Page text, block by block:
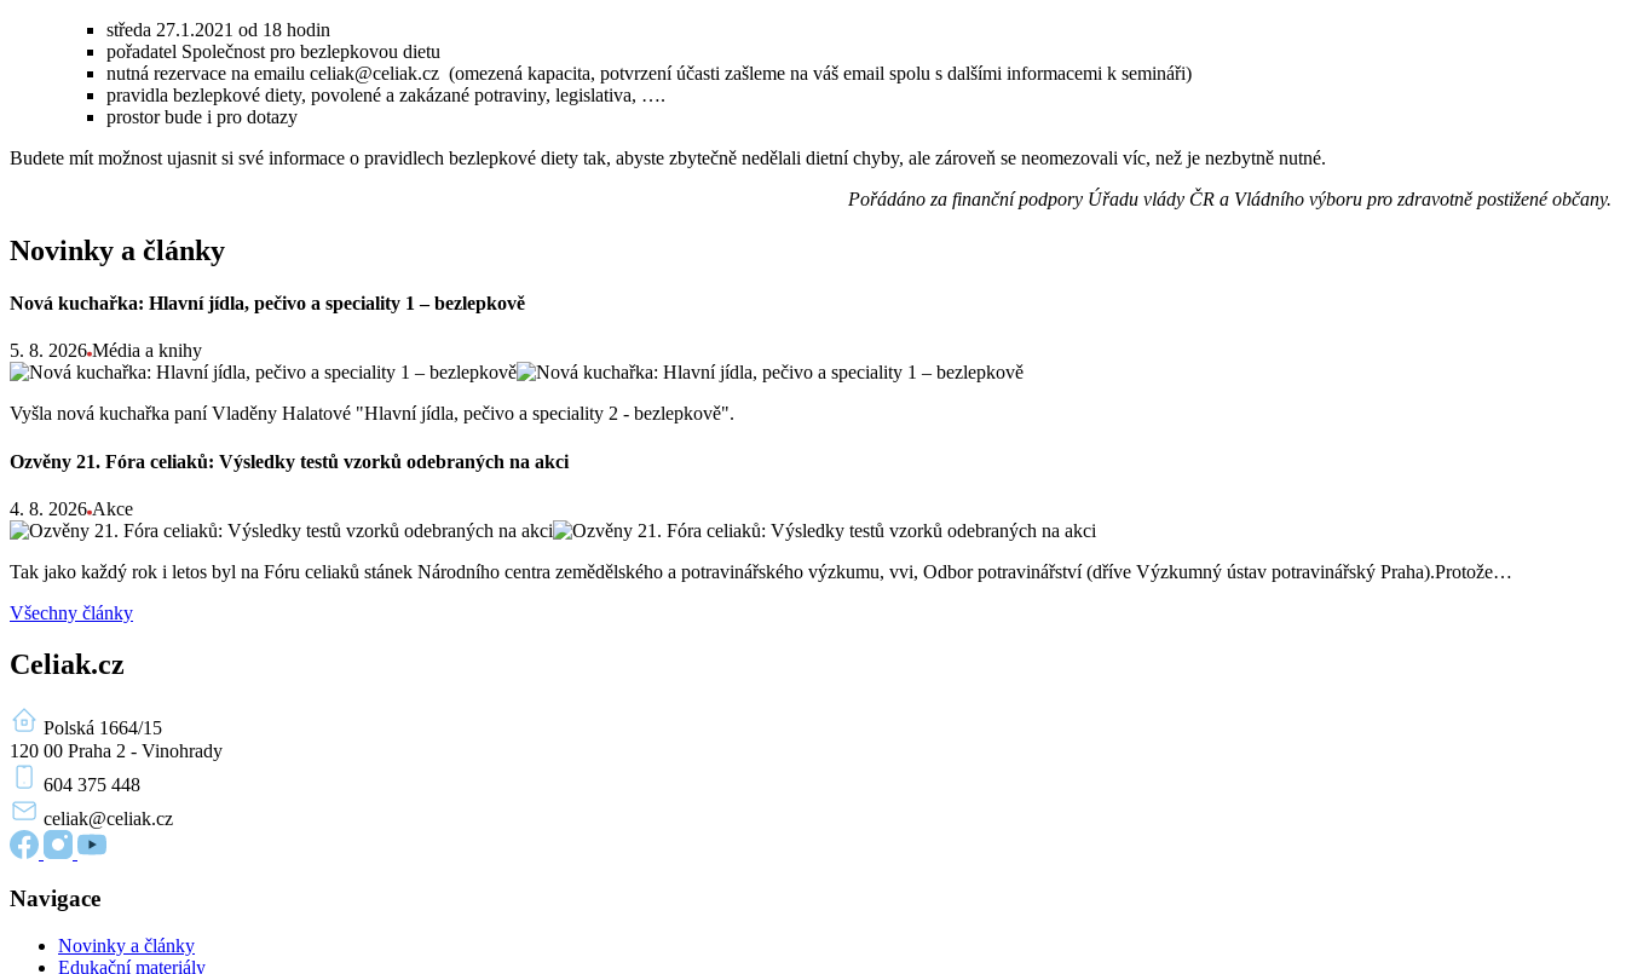
středa 27.1.2021 od 18 hodin
pořadatel Společnost pro bezlepkovou dietu
nutná rezervace na emailu celiak@celiak.cz (omezená kapacita, potvrzení účasti zašleme na váš email spolu s dalšími informacemi k semináři)
pravidla bezlepkové diety, povolené a zakázané potraviny, legislativa, ….
prostor bude i pro dotazy
Budete mít možnost ujasnit si své informace o pravidlech bezlepkové diety tak, abyste zbytečně nedělali dietní chyby, ale zároveň se neomezovali víc, než je nezbytně nutné.
Pořádáno za finanční podpory Úřadu vlády ČR a Vládního výboru pro zdravotně postižené občany.
Novinky a články
Nová kuchařka: Hlavní jídla, pečivo a speciality 1 – bezlepkově
5. 8. 2026 Média a knihy
Vyšla nová kuchařka paní Vladěny Halatové "Hlavní jídla, pečivo a speciality 2 - bezlepkově".
Ozvěny 21. Fóra celiaků: Výsledky testů vzorků odebraných na akci
4. 8. 2026 Akce
Tak jako každý rok i letos byl na Fóru celiaků stánek Národního centra zemědělského a potravinářského výzkumu, vvi, Odbor potravinářství (dříve Výzkumný ústav potravinářský Praha).Protože…
Všechny články
Celiak.cz
Polská 1664/15
120 00 Praha 2 - Vinohrady
604 375 448
celiak@celiak.cz
Navigace
Novinky a články
Edukační materiály